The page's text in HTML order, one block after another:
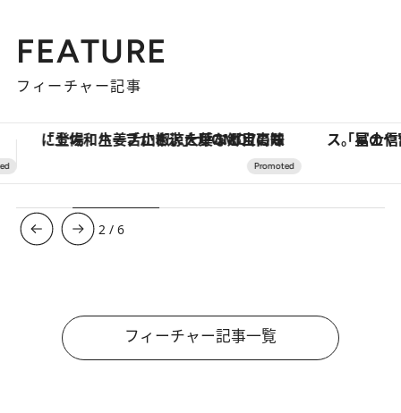
FEATURE
フィーチャー記事
土の味 「星のや富士」でデジタルデトックス。冨士信仰の歴史を辿り、心身を調える。 【銀座で出合う最旬美容】美
3 /6
フィーチャー記事一覧